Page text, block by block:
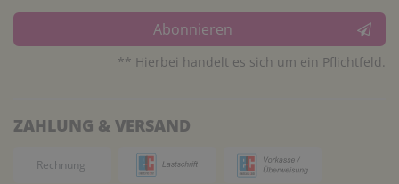
Abonnieren
** Hierbei handelt es sich um ein Pflichtfeld.
ZAHLUNG & VERSAND